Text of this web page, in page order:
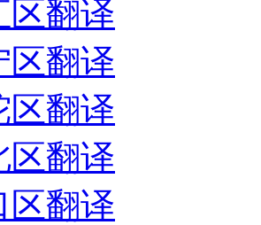
区翻译
区翻译
区翻译
区翻译
区翻译